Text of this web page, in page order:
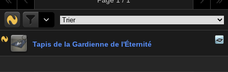
Tapis de la Gardienne de l'Éternité